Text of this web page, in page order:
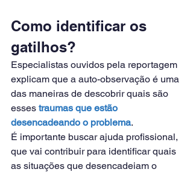
Como identificar os
gatilhos?
Especialistas ouvidos pela reportagem
explicam que a auto-observação é uma
das maneiras de descobrir quais são
esses traumas que estão
desencadeando o problema.
É importante buscar ajuda profissional,
que vai contribuir para identificar quais
as situações que desencadeiam o